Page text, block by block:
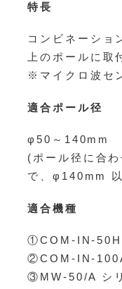
特長
コンビネーショ
上のポールに取
※マイクロ波セ
適合ポール径
φ50～140mm
(ポール径に合
で、φ140mm
適合機種
①COM-IN-
②COM-IN-
③MW-50/A シ